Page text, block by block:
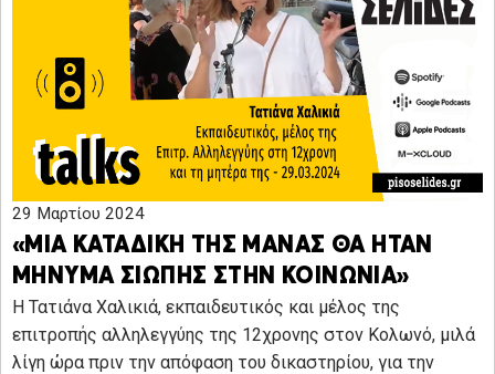
29 Μαρτίου 2024
«ΜΙΑ ΚΑΤΑΔΙΚΗ ΤΗΣ ΜΑΝΑΣ ΘΑ ΗΤΑΝ
ΜΗΝΥΜΑ ΣΙΩΠΗΣ ΣΤΗΝ ΚΟΙΝΩΝΙΑ»
Η Τατιάνα Χαλικιά, εκπαιδευτικός και μέλος της
επιτροπής αλληλεγγύης της 12χρονης στον Κολωνό, μιλά
λίγη ώρα πριν την απόφαση του δικαστηρίου, για την